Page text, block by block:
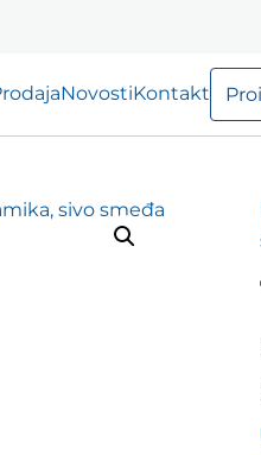
NovostiKontakt